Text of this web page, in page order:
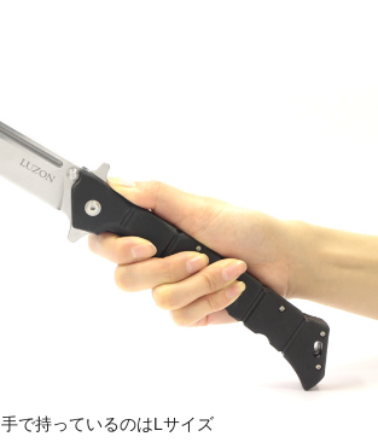
手で持っているのはLサイズ